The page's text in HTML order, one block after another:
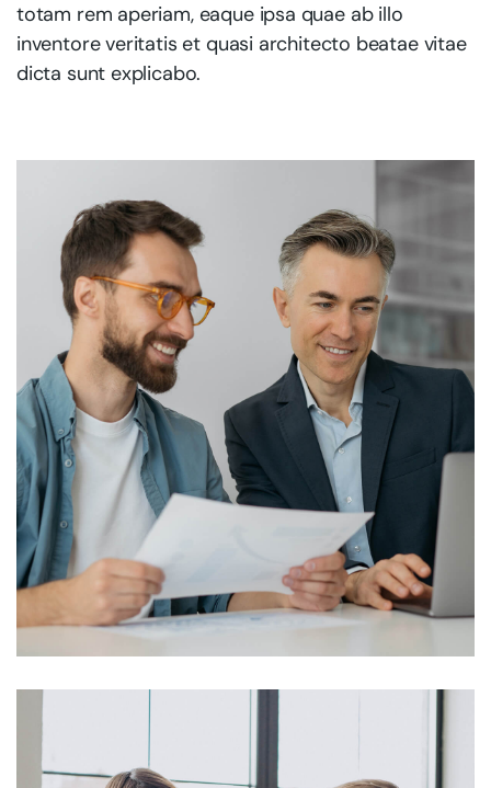
totam rem aperiam, eaque ipsa quae ab illo
inventore veritatis et quasi architecto beatae vitae
dicta sunt explicabo.